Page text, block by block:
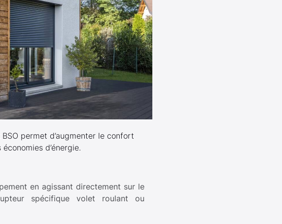
permet d’augmenter le confort
d’énergie.
en agissant directement sur le
spécifique volet roulant ou